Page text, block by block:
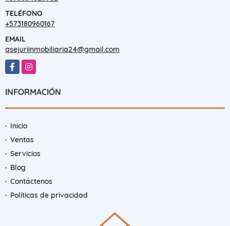
TELÉFONO
+573180960167
EMAIL
asejuriinmobiliaria24@gmail.com
FacebookInstagram
INFORMACIÓN
Inicio
Ventas
Servicios
Blog
Contáctenos
Políticas de privacidad